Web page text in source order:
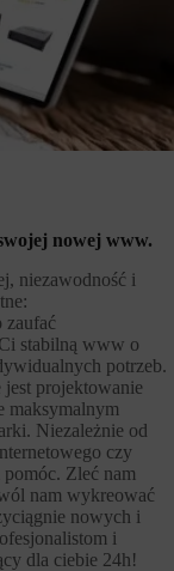
nowej www.
niezawodność i
zaufać
stabilną www o
potrzeb.
jest projektowanie
maksymalnym
Niezależnie od
czy
Zleć nam
nam wykreować
nowych i
i
dla ciebie 24h!